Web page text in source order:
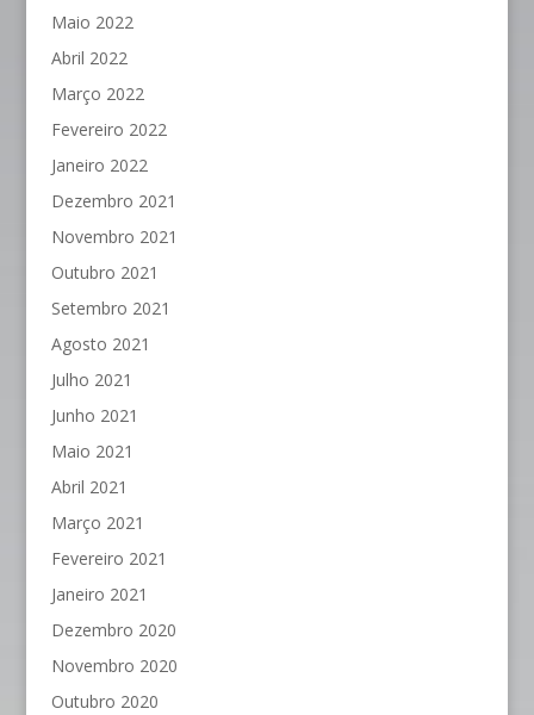
Maio 2022
Abril 2022
Março 2022
Fevereiro 2022
Janeiro 2022
Dezembro 2021
Novembro 2021
Outubro 2021
Setembro 2021
Agosto 2021
Julho 2021
Junho 2021
Maio 2021
Abril 2021
Março 2021
Fevereiro 2021
Janeiro 2021
Dezembro 2020
Novembro 2020
Outubro 2020